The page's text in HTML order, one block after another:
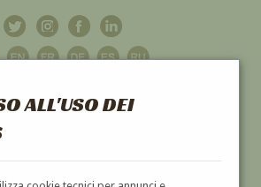
ALL'USO DEI